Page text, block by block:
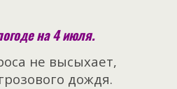
на 4 июля.
не высыхает,
дождя.